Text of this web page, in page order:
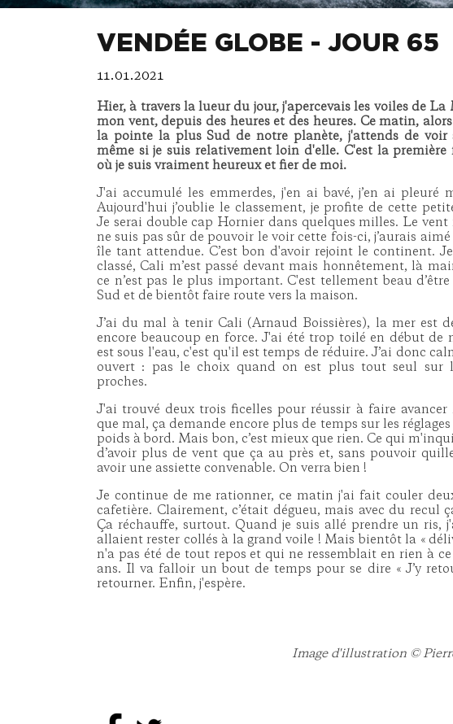
VENDÉE GLOBE - JOUR 65
11.01.2021
Hier, à travers la lueur du jour, j'apercevais les voiles de
mon vent, depuis des heures et des heures. Ce matin,
la pointe la plus Sud de notre planète, j'attends de voir
même si je suis relativement loin d'elle. C'est la première
où je suis vraiment heureux et fier de moi.
J'ai accumulé les emmerdes, j'en ai bavé, j’en ai pleuré
Aujourd'hui j’oublie le classement, je profite de cette
Je serai double cap Hornier dans quelques milles. Le
ne suis pas sûr de pouvoir le voir cette fois-ci, j’aurais
île tant attendue. C’est bon d'avoir rejoint le continent.
classé, Cali m’est passé devant mais honnêtement, là
ce n’est pas le plus important. C'est tellement beau
Sud et de bientôt faire route vers la maison.
J’ai du mal à tenir Cali (Arnaud Boissières), la mer est
encore beaucoup en force. J'ai été trop toilé en début de
est sous l'eau, c'est qu'il est temps de réduire. J’ai donc
ouvert : pas le choix quand on est plus tout seul sur
proches.
J'ai trouvé deux trois ficelles pour réussir à faire avancer
que mal, ça demande encore plus de temps sur les
poids à bord. Mais bon, c’est mieux que rien. Ce qui
d’avoir plus de vent que ça au près et, sans pouvoir
avoir une assiette convenable. On verra bien !
Je continue de me rationner, ce matin j'ai fait couler
cafetière. Clairement, c’était dégueu, mais avec du recul
Ça réchauffe, surtout. Quand je suis allé prendre un ris,
allaient rester collés à la grand voile ! Mais bientôt la «
n'a pas été de tout repos et qui ne ressemblait en rien à
ans. Il va falloir un bout de temps pour se dire « J’y
retourner. Enfin, j'espère.
Image d'illustration ©